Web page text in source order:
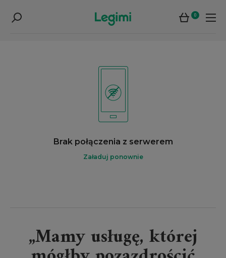
0
Brak połączenia z serwerem
Załaduj ponownie
„Mamy usługę, której